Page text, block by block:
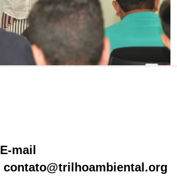
E-mail
contato@trilhoambiental.org